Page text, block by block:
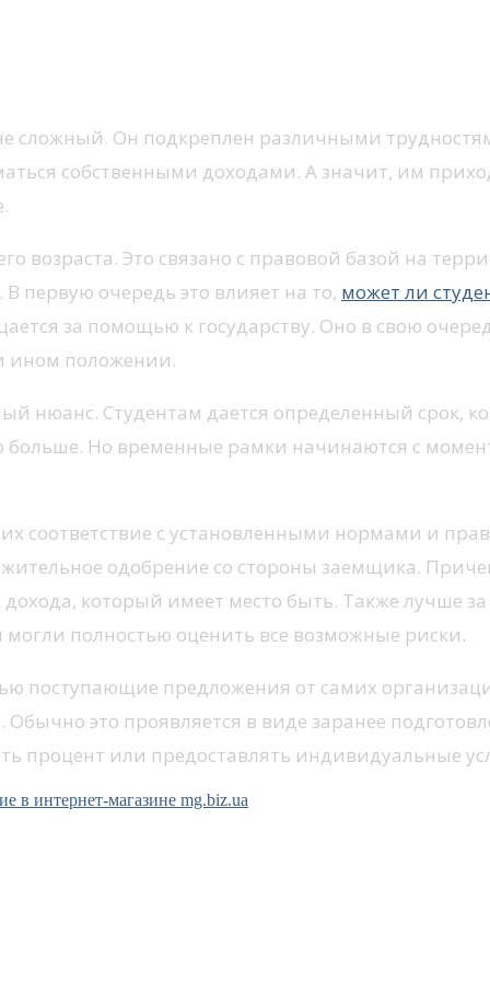
сложный. Он подкреплен различными
собственными доходами. А значит, им
возраста. Это связано с правовой базой на
первую очередь это влияет на то, может ли
за помощью к государству. Оно в свою
ином положении.
нюанс. Студентам дается определенный срок,
больше. Но временные рамки начинаются с
соответствие с установленными нормами и
одобрение со стороны заемщика.
который имеет место быть. Также лучше
полностью оценить все возможные риски.
поступающие предложения от самих
это проявляется в виде заранее
процент или предоставлять индивидуальные
в интернет-магазине mg.biz.ua